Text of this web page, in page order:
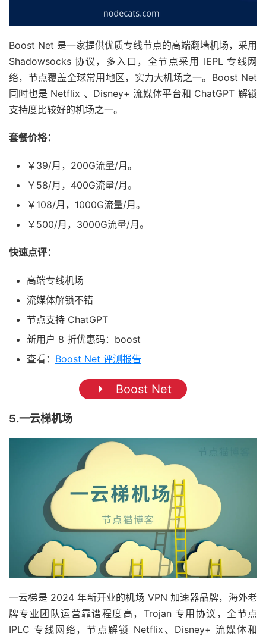
Boost Net 是一家提供优质专线节点的高端翻墙机场，采用
Shadowsocks 协议，多入口，全节点采用 IEPL 专线网
络，节点覆盖全球常用地区，实力大机场之一。Boost Net
同时也是 Netflix 、Disney+ 流媒体平台和 ChatGPT 解锁
支持度比较好的机场之一。
套餐价格：
￥39/月，200G流量/月。
￥58/月，400G流量/月。
￥108/月，1000G流量/月。
￥500/月，3000G流量/月。
快速点评：
高端专线机场
流媒体解锁不错
节点支持 ChatGPT
新用户 8 折优惠码：boost
查看： Boost Net 评测报告
Boost Net
5.一云梯机场
一云梯是 2024 年新开业的机场 VPN 加速器品牌，海外老
牌专业团队运营靠谱程度高，Trojan 专用协议，全节点
IPLC 专线网络，节点解锁 Netflix、Disney+ 流媒体和